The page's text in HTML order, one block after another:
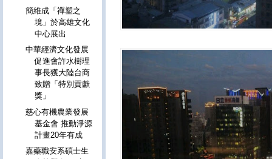
簡維成「禪塑之
境」於高雄文化
中心展出
中華經濟文化發展
促進會許水樹理
事長獲大陸台商
致贈「特別貢獻
獎」
慈心有機農業發展
基金會 推動淨源
計畫20年有成
嘉藥職安系碩士生